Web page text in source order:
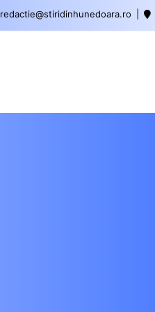
redactie@stiridinhunedoara.ro